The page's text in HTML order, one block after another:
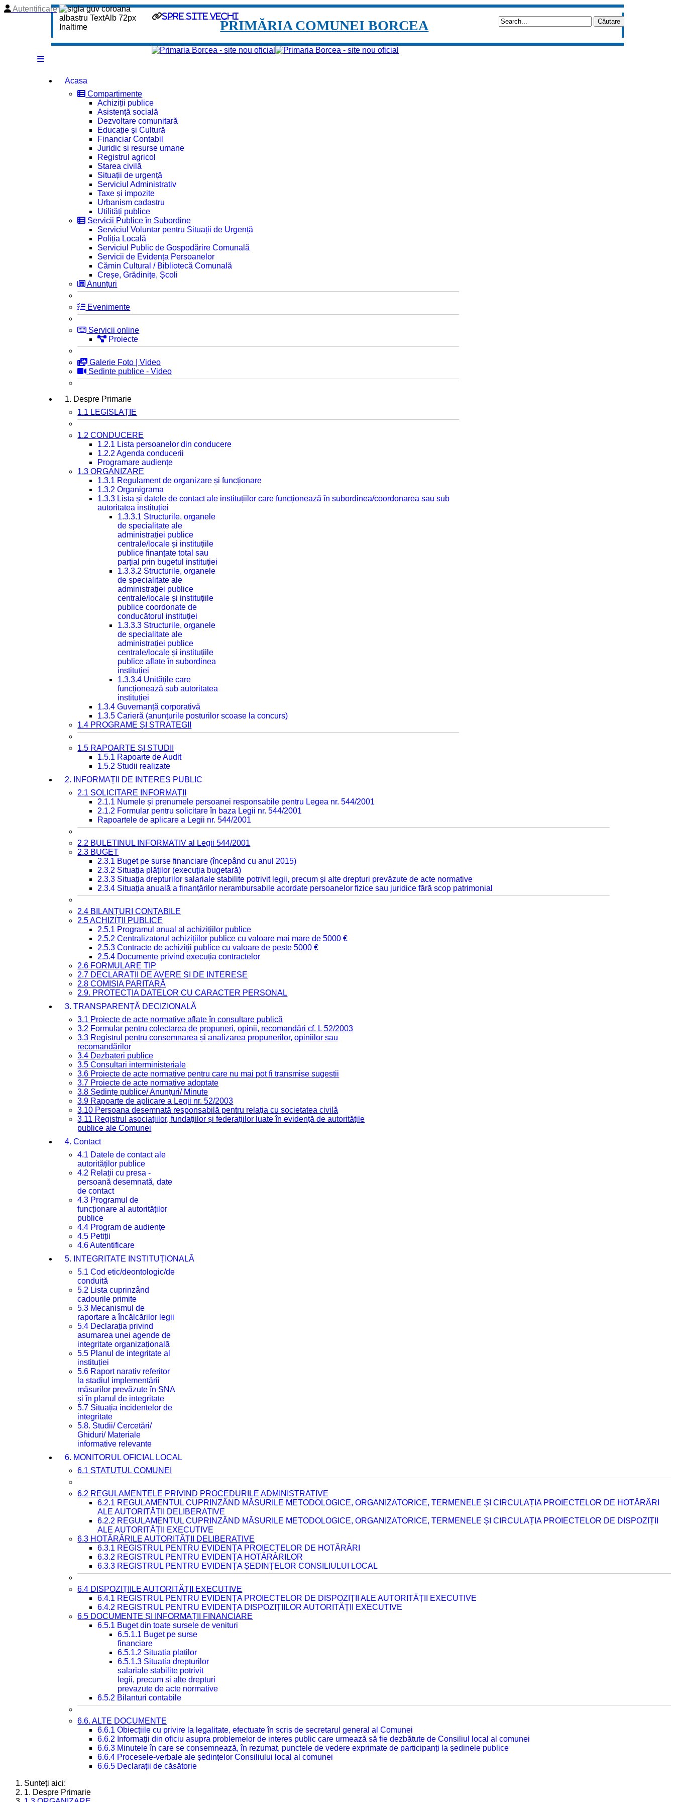
spre site vechi
Autentificare
PRIMĂRIA COMUNEI BORCEA
Acasa
Compartimente
Achiziții publice
Asistență socială
Dezvoltare comunitară
Educație și Cultură
Financiar Contabil
Juridic si resurse umane
Registrul agricol
Starea civilă
Situații de urgență
Serviciul Administrativ
Taxe și impozite
Urbanism cadastru
Utilități publice
Servicii Publice în Subordine
Serviciul Voluntar pentru Situații de Urgență
Poliția Locală
Serviciul Public de Gospodărire Comunală
Servicii de Evidența Persoanelor
Cămin Cultural / Bibliotecă Comunală
Creșe, Grădinițe, Școli
Anunțuri
Evenimente
Servicii online
Proiecte
Galerie Foto | Video
Sedinte publice - Video
1. Despre Primarie
1.1 LEGISLAȚIE
1.2 CONDUCERE
1.2.1 Lista persoanelor din conducere
1.2.2 Agenda conducerii
Programare audiențe
1.3 ORGANIZARE
1.3.1 Regulament de organizare și funcționare
1.3.2 Organigrama
1.3.3 Lista și datele de contact ale instituțiilor care funcționează în subordinea/coordonarea sau sub
autoritatea instituției
1.3.3.1 Structurile, organele
de specialitate ale
administrației publice
centrale/locale și instituțiile
publice finanțate total sau
parțial prin bugetul instituției
1.3.3.2 Structurile, organele
de specialitate ale
administrației publice
centrale/locale și instituțiile
publice coordonate de
conducătorul instituției
1.3.3.3 Structurile, organele
de specialitate ale
administrației publice
centrale/locale și instituțiile
publice aflate în subordinea
instituției
1.3.3.4 Unitățile care
funcționează sub autoritatea
instituției
1.3.4 Guvernanță corporativă
1.3.5 Carieră (anunțurile posturilor scoase la concurs)
1.4 PROGRAME ȘI STRATEGII
1.5 RAPOARTE ȘI STUDII
1.5.1 Rapoarte de Audit
1.5.2 Studii realizate
2. INFORMAȚII DE INTERES PUBLIC
2.1 SOLICITARE INFORMAȚII
2.1.1 Numele și prenumele persoanei responsabile pentru Legea nr. 544/2001
2.1.2 Formular pentru solicitare în baza Legii nr. 544/2001
Rapoartele de aplicare a Legii nr. 544/2001
2.2 BULETINUL INFORMATIV al Legii 544/2001
2.3 BUGET
2.3.1 Buget pe surse financiare (începând cu anul 2015)
2.3.2 Situația plăților (execuția bugetară)
2.3.3 Situația drepturilor salariale stabilite potrivit legii, precum și alte drepturi prevăzute de acte normative
2.3.4 Situația anuală a finanțărilor nerambursabile acordate persoanelor fizice sau juridice fără scop patrimonial
2.4 BILANȚURI CONTABILE
2.5 ACHIZIȚII PUBLICE
2.5.1 Programul anual al achizițiilor publice
2.5.2 Centralizatorul achizițiilor publice cu valoare mai mare de 5000 €
2.5.3 Contracte de achiziții publice cu valoare de peste 5000 €
2.5.4 Documente privind execuția contractelor
2.6 FORMULARE TIP
2.7 DECLARAȚII DE AVERE ȘI DE INTERESE
2.8 COMISIA PARITARĂ
2.9. PROTECȚIA DATELOR CU CARACTER PERSONAL
3. TRANSPARENȚĂ DECIZIONALĂ
3.1 Proiecte de acte normative aflate în consultare publică
3.2 Formular pentru colectarea de propuneri, opinii, recomandări cf. L 52/2003
3.3 Registrul pentru consemnarea și analizarea propunerilor, opiniilor sau
recomandărilor
3.4 Dezbateri publice
3.5 Consultari interministeriale
3.6 Proiecte de acte normative pentru care nu mai pot fi transmise sugestii
3.7 Proiecte de acte normative adoptate
3.8 Ședințe publice/ Anunțuri/ Minute
3.9 Rapoarte de aplicare a Legii nr. 52/2003
3.10 Persoana desemnată responsabilă pentru relația cu societatea civilă
3.11 Registrul asociațiilor, fundațiilor și federațiilor luate în evidență de autoritățile
publice ale Comunei
4. Contact
4.1 Datele de contact ale
autorităților publice
4.2 Relații cu presa -
persoană desemnată, date
de contact
4.3 Programul de
funcționare al autorităților
publice
4.4 Program de audiențe
4.5 Petiții
4.6 Autentificare
5. INTEGRITATE INSTITUȚIONALĂ
5.1 Cod etic/deontologic/de
conduită
5.2 Lista cuprinzând
cadourile primite
5.3 Mecanismul de
raportare a încălcărilor legii
5.4 Declarația privind
asumarea unei agende de
integritate organizațională
5.5 Planul de integritate al
instituției
5.6 Raport narativ referitor
la stadiul implementării
măsurilor prevăzute în SNA
și în planul de integritate
5.7 Situația incidentelor de
integritate
5.8. Studii/ Cercetări/
Ghiduri/ Materiale
informative relevante
6. MONITORUL OFICIAL LOCAL
6.1 STATUTUL COMUNEI
6.2 REGULAMENTELE PRIVIND PROCEDURILE ADMINISTRATIVE
6.2.1 REGULAMENTUL CUPRINZÂND MĂSURILE METODOLOGICE, ORGANIZATORICE, TERMENELE ȘI CIRCULAȚIA PROIECTELOR DE HOTĂRÂRI
ALE AUTORITĂȚII DELIBERATIVE
6.2.2 REGULAMENTUL CUPRINZÂND MĂSURILE METODOLOGICE, ORGANIZATORICE, TERMENELE ȘI CIRCULAȚIA PROIECTELOR DE DISPOZIȚII
ALE AUTORITĂȚII EXECUTIVE
6.3 HOTĂRÂRILE AUTORITĂȚII DELIBERATIVE
6.3.1 REGISTRUL PENTRU EVIDENȚA PROIECTELOR DE HOTĂRÂRI
6.3.2 REGISTRUL PENTRU EVIDENȚA HOTĂRÂRILOR
6.3.3 REGISTRUL PENTRU EVIDENȚA ȘEDINȚELOR CONSILIULUI LOCAL
6.4 DISPOZIȚIILE AUTORITĂȚII EXECUTIVE
6.4.1 REGISTRUL PENTRU EVIDENȚA PROIECTELOR DE DISPOZIȚII ALE AUTORITĂȚII EXECUTIVE
6.4.2 REGISTRUL PENTRU EVIDENȚA DISPOZIȚIILOR AUTORITĂȚII EXECUTIVE
6.5 DOCUMENTE ȘI INFORMAȚII FINANCIARE
6.5.1 Buget din toate sursele de venituri
6.5.1.1 Buget pe surse
financiare
6.5.1.2 Situatia platilor
6.5.1.3 Situatia drepturilor
salariale stabilite potrivit
legii, precum si alte drepturi
prevazute de acte normative
6.5.2 Bilanturi contabile
6.6. ALTE DOCUMENTE
6.6.1 Obiecțiile cu privire la legalitate, efectuate în scris de secretarul general al Comunei
6.6.2 Informații din oficiu asupra problemelor de interes public care urmează să fie dezbătute de Consiliul local al comunei
6.6.3 Minutele în care se consemnează, în rezumat, punctele de vedere exprimate de participanți la ședinele publice
6.6.4 Procesele-verbale ale ședințelor Consiliului local al comunei
6.6.5 Declarații de căsătorie
Sunteți aici:
1. Despre Primarie